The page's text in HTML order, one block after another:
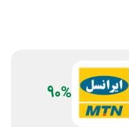
90%